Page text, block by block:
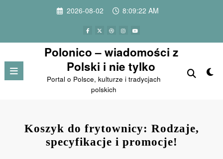
2026-08-02 8:09:23 AM
Polonico – wiadomości z
Polski i nie tylko
Portal o Polsce, kulturze i tradycjach
polskich
Koszyk do frytownicy: Rodzaje,
specyfikacje i promocje!